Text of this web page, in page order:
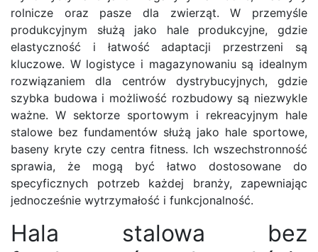
rolnicze oraz pasze dla zwierząt. W przemyśle
produkcyjnym służą jako hale produkcyjne, gdzie
elastyczność i łatwość adaptacji przestrzeni są
kluczowe. W logistyce i magazynowaniu są idealnym
rozwiązaniem dla centrów dystrybucyjnych, gdzie
szybka budowa i możliwość rozbudowy są niezwykle
ważne. W sektorze sportowym i rekreacyjnym hale
stalowe bez fundamentów służą jako hale sportowe,
baseny kryte czy centra fitness. Ich wszechstronność
sprawia, że mogą być łatwo dostosowane do
specyficznych potrzeb każdej branży, zapewniając
jednocześnie wytrzymałość i funkcjonalność.
Hala stalowa bez